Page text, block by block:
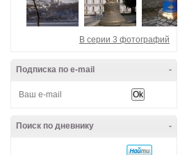
В серии 3 фотографий
-
Подписка по e-mail
-
Поиск по дневнику